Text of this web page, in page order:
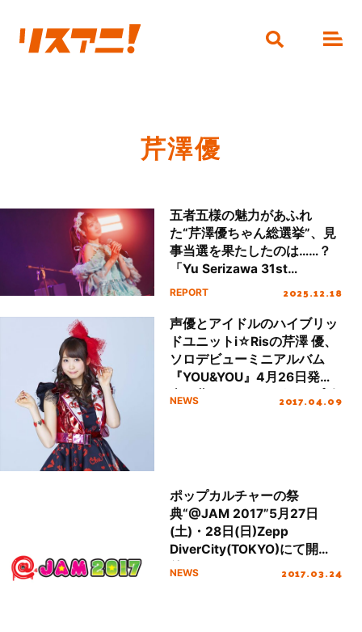
芹澤優
五者五様の魅力があふれ
た“芹澤優ちゃん総選挙”、見
事当選を果たしたのは……？
「Yu Serizawa 31st
Birthday Live ～Choose Me!
REPORT 2025.12.18
声優とアイドルのハイブリッ
ドユニットi☆Risの芹澤 優、
ソロデビューミニアルバム
『YOU&YOU』4月26日発
売！夢のアイドルグループ結
NEWS 2017.04.09
ポップカルチャーの祭
典“@JAM 2017”5月27日
(土)・28日(日)Zepp
DiverCity(TOKYO)にて開
催！
NEWS 2017.03.24